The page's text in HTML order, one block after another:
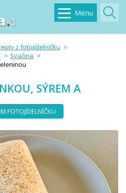
Menu
z fotojídelníčku
Svačina
SÝREM A
FOTOJÍDELNÍČKU